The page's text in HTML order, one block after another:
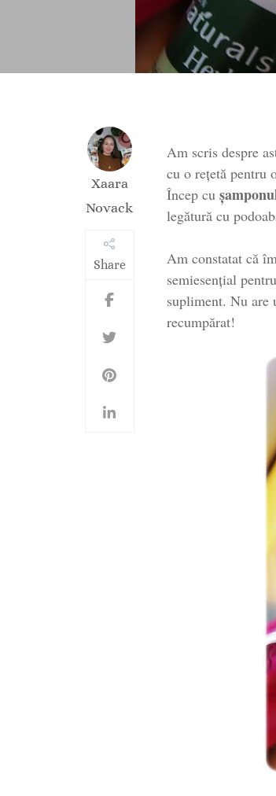
Xaara
Novack
Share
Am scris despre
cu o rețetă pentru
Încep cu
legătură cu
Am constatat că
semiesențial
supliment. Nu are
recumpărat!